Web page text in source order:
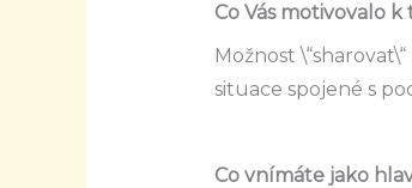
Co Vás motivovalo
Možnost
situace spojené s
Co vnímáte jako